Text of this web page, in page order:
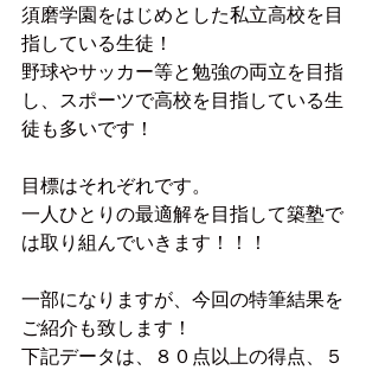
須磨学園をはじめとした私立高校を目
指している生徒！
野球やサッカー等と勉強の両立を目指
し、スポーツで高校を目指している生
徒も多いです！
目標はそれぞれです。
一人ひとりの最適解を目指して築塾で
は取り組んでいきます！！！
一部になりますが、今回の特筆結果を
ご紹介も致します！
下記データは、８０点以上の得点、５